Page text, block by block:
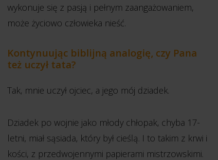
wykonuje się z pasją i pełnym zaangażowaniem,
może życiowo człowieka nieść.
Kontynuując biblijną analogię, czy Pana
też uczył tata?
Tak, mnie uczył ojciec, a jego mój dziadek.
Dziadek po wojnie jako młody chłopak, chyba 17-
letni, miał sąsiada, który był cieślą. I to takim z krwi i
kości, z przedwojennymi papierami mistrzowskimi.